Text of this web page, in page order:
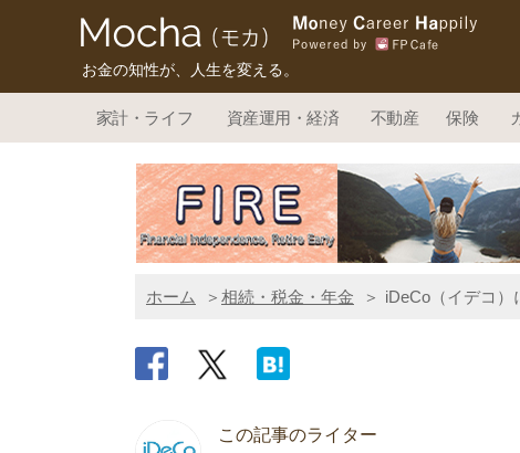
お金の知性が、人生を変える。
家計・ライフ 資産運用・経済 不動産 保険
ホーム 相続・税金・年金 iDeCo（イデコ）
この記事のライター